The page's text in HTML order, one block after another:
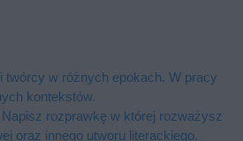
w różnych epokach. W pracy
kontekstów.
rozprawkę w której rozważysz
oraz innego utworu literackiego.